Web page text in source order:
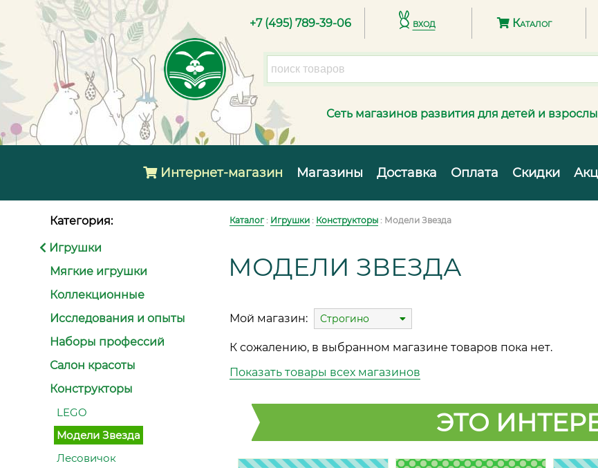
+7 (495) 789-39-06 вход Каталог
Сеть магазинов развития для детей и
Интернет-магазин Магазины Доставка Оплата Скидки
Категория:
Игрушки
Мягкие игрушки
Коллекционные
Исследования и опыты
Наборы профессий
Салон красоты
Конструкторы
LEGO
Модели Звезда
Лесовичок
Каталог: Игрушки : Конструкторы : Модели Звезда
МОДЕЛИ ЗВЕЗДА
Мой магазин: Строгино
К сожалению, в выбранном магазине товаров пока нет.
Показать товары всех магазинов
ЭТО